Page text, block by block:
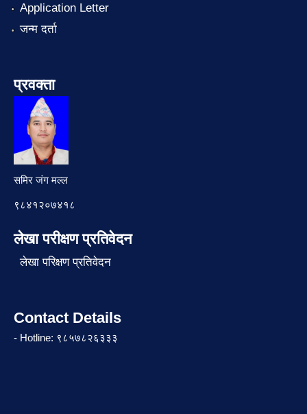
Application Letter
जन्म दर्ता
प्रवक्ता
समिर जंग मल्ल
९८४१२०७४१८
लेखा परीक्षण प्रतिवेदन
लेखा परिक्षण प्रतिवेदन
Contact Details
- Hotline: ९८५७८२६३३३